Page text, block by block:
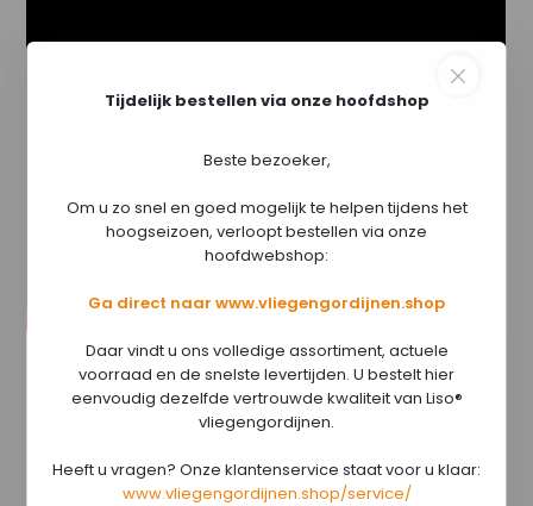
Productomschrijving
Specificaties
Tijdelijk bestellen via onze hoofdshop
Beste bezoeker,
Om u zo snel en goed mogelijk te helpen tijdens het
hoogseizoen, verloopt bestellen via onze
hoofdwebshop:
Ga direct naar www.vliegengordijnen.shop
Daar vindt u ons volledige assortiment, actuele
voorraad en de snelste levertijden. U bestelt hier
eenvoudig dezelfde vertrouwde kwaliteit van Liso®
vliegengordijnen.
Heeft u vragen? Onze klantenservice staat voor u klaar:
www.vliegengordijnen.shop/service/